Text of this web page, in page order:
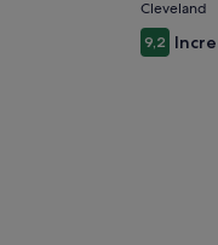
Cleveland
9,2